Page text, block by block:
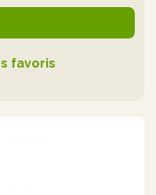
favoris